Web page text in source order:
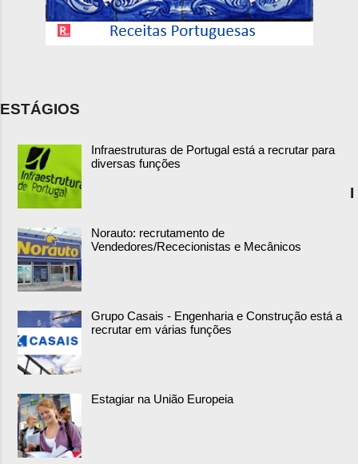
ESTÁGIOS
Infraestruturas de Portugal está a recrutar para
diversas funções
Norauto: recrutamento de
Vendedores/Rececionistas e Mecânicos
Grupo Casais - Engenharia e Construção está a
recrutar em várias funções
Estagiar na União Europeia
I